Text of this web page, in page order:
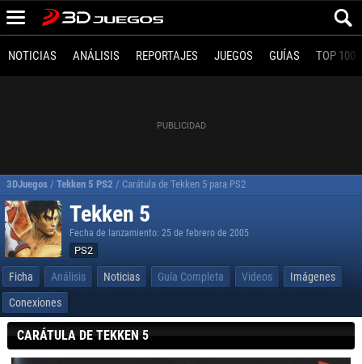
NOTICIAS ANÁLISIS REPORTAJES JUEGOS GUÍAS TOP 100
3DJuegos / Tekken 5 PS2 / Carátula de Tekken 5 para PS2
Tekken 5
Fecha de lanzamiento: 25 de febrero de 2005
PS2
Ficha Análisis Noticias Guía Completa Videos
Imágenes
Conexiones
CARÁTULA DE TEKKEN 5